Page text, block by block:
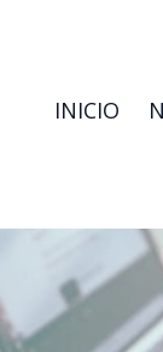
INICIO